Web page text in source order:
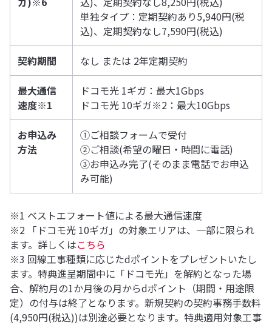
単独タイプ：定期契約あり5,940円(税
込)、定期契約なし7,590円(税込)
契約期間 なし または 2年定期契約
最大通信
速度※1
ドコモ光 1ギガ：最大1Gbps
ドコモ光 10ギガ※2：最大10Gbps
お申込み
方法
①ご相談フォームで受付
②ご相談(希望の曜日・時間に電話)
③お申込み完了(そのまま電話でお申込
み可能)
※1 ベストエフォート値による最大通信速度
※2 「ドコモ光 10ギガ」の対象エリアは、一部に限られ
ます。詳しくはこちら
※3 回線工事種類に応じたdポイントをプレゼントいたし
ます。特典進呈期間中に「ドコモ光」を解約となった場
合、解約月の1か月後の月からdポイント（期間・用途限
定）の付与は終了となります。新規契約の契約事務手数料
(4,950円(税込))は別途必要となります。特典適用対象工事